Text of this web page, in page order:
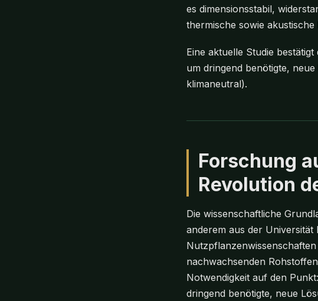
es dimensionsstabil,
thermische sowie
Eine aktuelle Studie
um dringend benötigte,
klimaneutral).
Forschung
Revolution
Die wissenschaftliche
anderem aus der
nachwachsenden
Notwendigkeit auf den
dringend benötigte, neue